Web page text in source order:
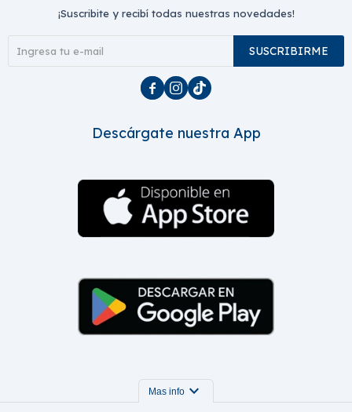
¡Suscribite y recibí todas nuestras novedades!
SUSCRIBIRME
  
Descárgate nuestra App
Mas info expand_more